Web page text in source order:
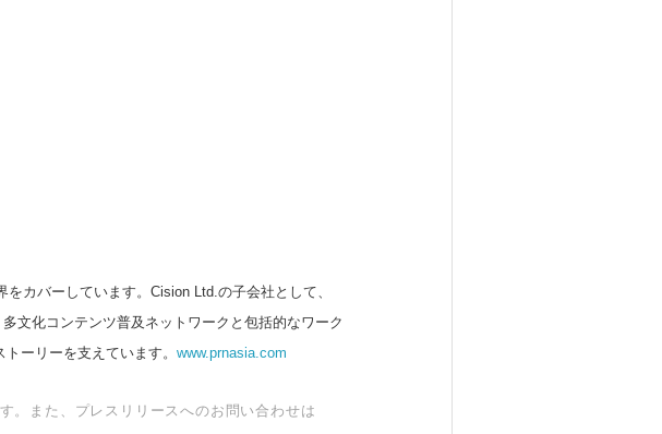
カバーしています。Cision Ltd.の子会社として、
文化コンテンツ普及ネットワークと包括的なワーク
ーリーを支えています。 www.prnasia.com
。また、プレスリリースへのお問い合わせは